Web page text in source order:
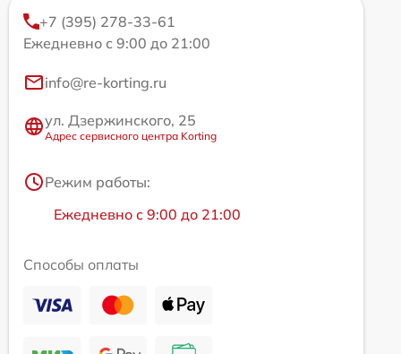
+7 (395) 278-33-61
Ежедневно с 9:00 до 21:00
info@re-korting.ru
ул. Дзержинского, 25
Адрес сервисного центра Korting
Режим работы:
Ежедневно с 9:00 до 21:00
Способы оплаты